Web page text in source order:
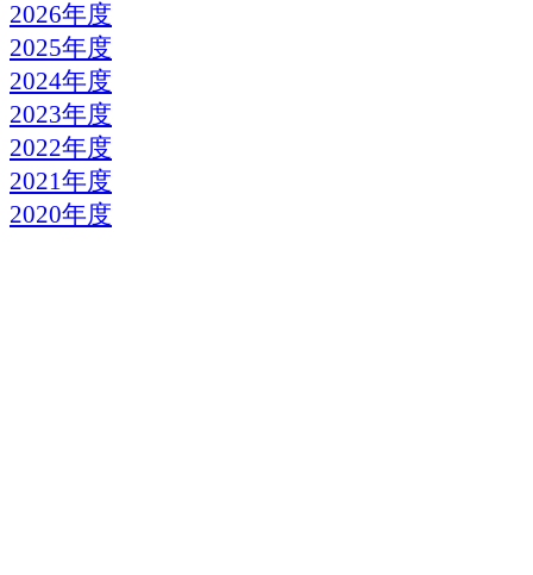
2026年度
2025年度
2024年度
2023年度
2022年度
2021年度
2020年度